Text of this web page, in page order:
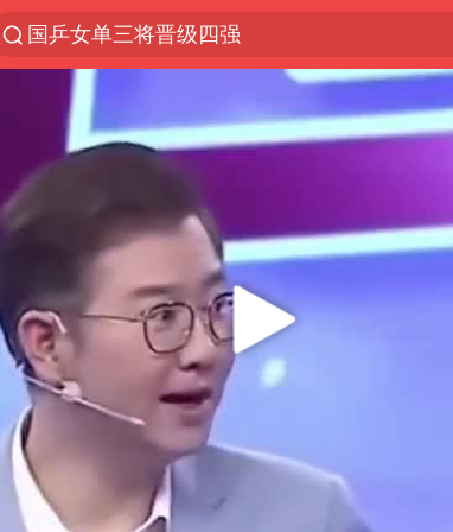
国乒女单三将晋级四强
光影经济撬动暑期消费新蓝海
马克·艾伦退出斯诺克中国公开赛
微信又有新功能，你可以“撤回”你的撤回了！
新疆优化调整景区内自驾服务费
上四休三，但降薪1000元，你接受吗？
情侣平潭拍日出坠崖1死1伤
茅台部分直营店飞天茅台提价
商场现钱学森巨幅海报 负责人回应
36岁男演员成景区NPC后人气爆棚
全民健身事业高质量发展